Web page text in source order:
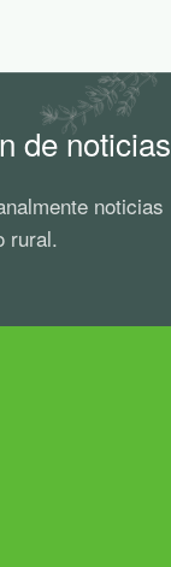
de noticias
noticias
rural.